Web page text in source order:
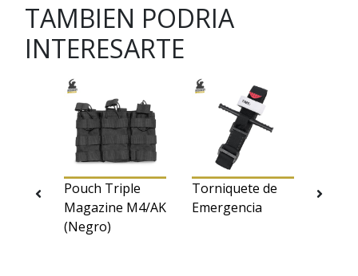
TAMBIEN PODRIA
INTERESARTE
Pouch Triple
Magazine M4/AK
(Negro)
Torniquete de
Emergencia
Short